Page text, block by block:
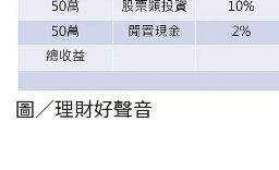
圖／理財好聲音